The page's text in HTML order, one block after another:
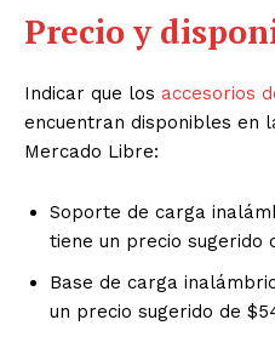
Precio y
Indicar que los accesorios
encuentran disponibles en
Mercado Libre:
Soporte de carga
tiene un precio sugerido
Base de carga
un precio sugerido de